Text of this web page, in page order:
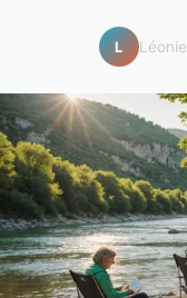
L Léonie